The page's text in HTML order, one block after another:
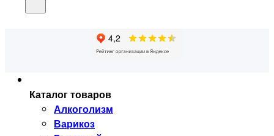
Каталог товаров
Алкоголизм
Варикоз